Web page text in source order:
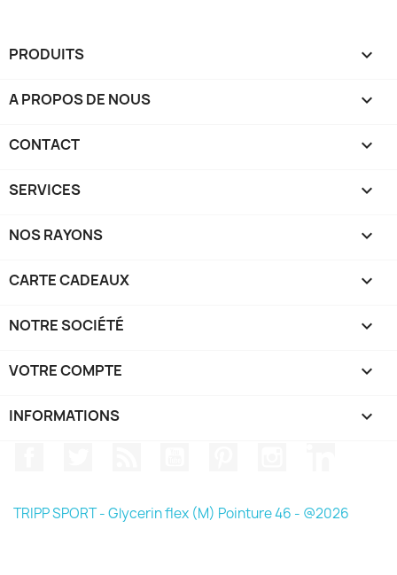
PRODUITS 
A PROPOS DE NOUS 
CONTACT 
SERVICES 
NOS RAYONS 
CARTE CADEAUX 
NOTRE SOCIÉTÉ 
VOTRE COMPTE 
INFORMATIONS keyboard_arrow_down
TRIPP SPORT - Glycerin flex (M) Pointure 46 - @2026